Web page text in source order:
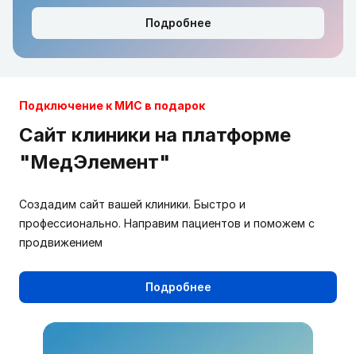
Подробнее
Подключение к МИС в подарок
Сайт клиники на платформе
"МедЭлемент"
Создадим сайт вашей клиники. Быстро и
профессионально. Направим пациентов и поможем с
продвижением
Подробнее